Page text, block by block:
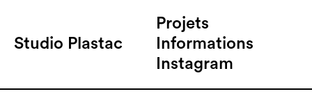
Studio Plastac
Projets
Informations
Instagram
ID Pro